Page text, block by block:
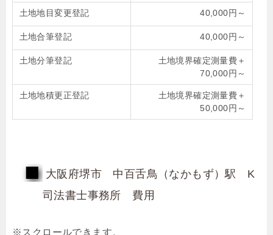
土地地目変更登記 40,000円～
土地合筆登記 40,000円～
土地分筆登記
土地境界確定測量費＋
70,000円～
土地地積更正登記
土地境界確定測量費＋
50,000円～
大阪府堺市 中百舌鳥（なかもず）駅 K
司法書士事務所 費用